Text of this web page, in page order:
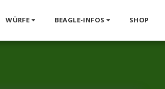
WÜRFE BEAGLE-INFOS SHOP